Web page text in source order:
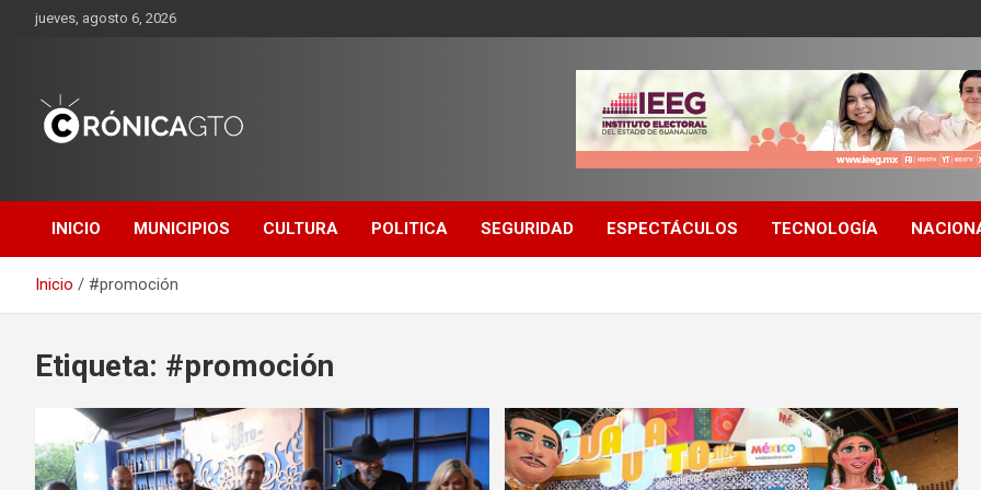
Saltarjueves, agosto 6, 2026
GUANAJUATO
INICIO MUNICIPIOS CULTURA POLITICA SEGURIDAD ESPECTÁCULOS TECNOLOGÍA
Inicio #promoción
Etiqueta: #promoción